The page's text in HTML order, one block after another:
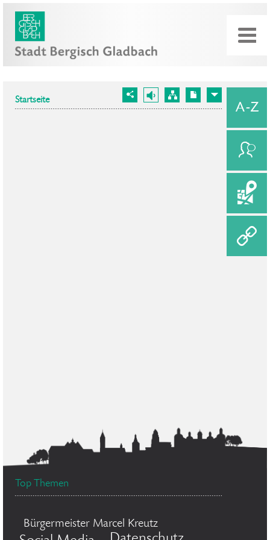
Startseite
Top Themen
Bürgermeister Marcel Kreutz